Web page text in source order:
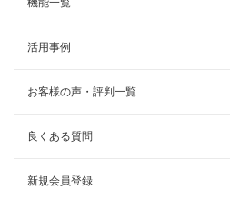
活用事例
お客様の声・評判一覧
良くある質問
新規会員登録